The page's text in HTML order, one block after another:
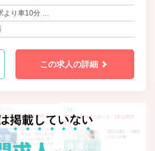
より車10分
車10分
この求人の詳細